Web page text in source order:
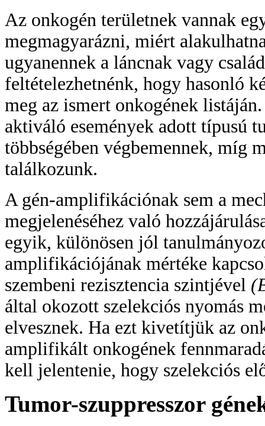
Az onkogén területnek vannak
megmagyarázni, miért
ugyanennek a láncnak vagy
feltételezhetnénk, hogy hasonló
meg az ismert onkogének
aktiváló események adott típusú
többségében végbemennek, míg
találkozunk.
A gén-amplifikációnak sem a
megjelenéséhez való
egyik, különösen jól
amplifikációjának mértéke
szembeni rezisztencia szintjével
által okozott szelekciós nyomás
elvesznek. Ha ezt kivetítjük az
amplifikált onkogének
kell jelentenie, hogy szelekciós
Tumor-szuppresszor